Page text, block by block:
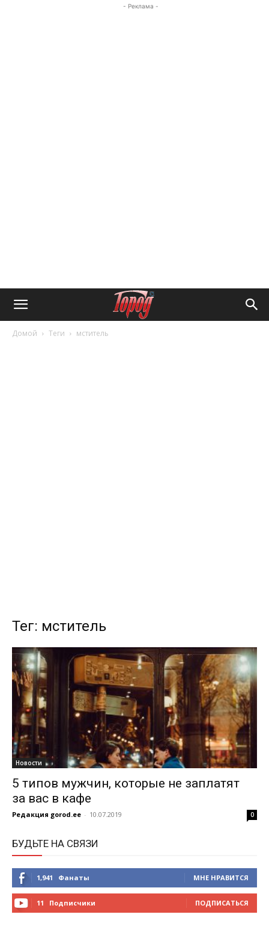
- Реклама -
Домой Теги мститель
Тег: мститель
Новости
5 типов мужчин, которые не заплатят
за вас в кафе
Редакция gorod.ee - 10.07.2019 0
БУДЬТЕ НА СВЯЗИ
1,941 Фанаты МНЕ НРАВИТСЯ
11 Подписчики ПОДПИСАТЬСЯ